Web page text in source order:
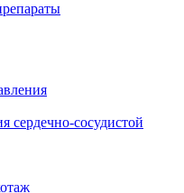
сердечно-сосудистой